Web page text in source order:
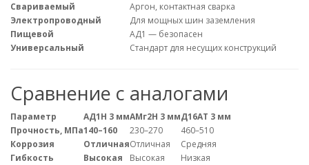
Свариваемый
Аргон, контактная сварка
Электропроводный
Для мощных шин заземления
Пищевой
АД1 — безопасен
Универсальный
Стандарт для несущих конструкций
Сравнение с аналогами
Параметр АД1Н 3 ммАМг2Н 3 ммД16АТ 3 мм
Прочность, МПа140–160 230–270
460–510
Коррозия
ОтличнаяОтличная
Средняя
Гибкость
Высокая Высокая
Низкая